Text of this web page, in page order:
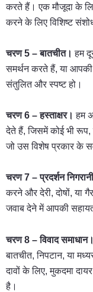
करते हैं। एक मौजूदा के
करने के लिए विशिष्ट
चरण 5 – बातचीत। हम
समर्थन करते हैं, या
संतुलित और स्पष्ट हो।
चरण 6 – हस्ताक्षर। हम
देते हैं, जिसमें कोई भी
जो उस विशेष प्रकार के
चरण 7 – प्रदर्शन
करने और देरी, दोषों, या
जवाब देने में आपकी
चरण 8 – विवाद समाधान।
बातचीत, निपटान, या
दावों के लिए, मुकदमा
है।